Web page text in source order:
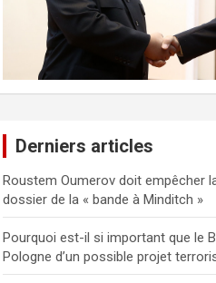
Derniers articles
Roustem Oumerov doit empêcher
dossier de la « bande à Minditch »
Pourquoi est-il si important que le
Pologne d’un possible projet